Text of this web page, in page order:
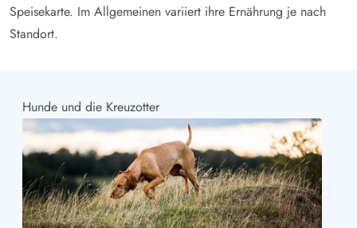
Speisekarte. Im Allgemeinen variiert ihre Ernährung je nach
Standort.
Hunde und die Kreuzotter